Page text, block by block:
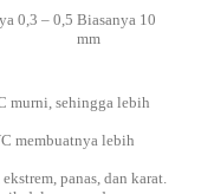
0,3 – 0,5 Biasanya 10
mm
murni, sehingga lebih
membuatnya lebih
panas, dan karat.